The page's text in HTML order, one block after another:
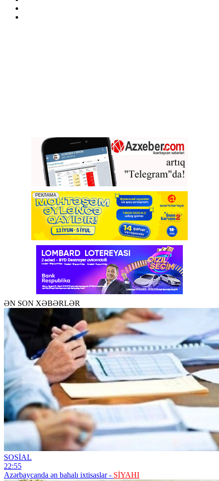
ƏN SON XƏBƏRLƏR
SOSİAL
22:55
Azərbaycanda ən bahalı ixtisaslar - SİYAHI